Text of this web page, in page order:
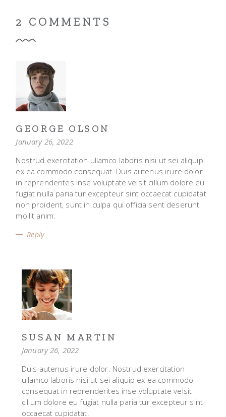
2 COMMENTS
GEORGE OLSON
January 26, 2022
Nostrud exercitation ullamco laboris nisi ut sei aliquip
ex ea commodo consequat. Duis autenus irure dolor
in reprenderites inse voluptate velsit cillum dolore eu
fugiat nulla paria tur excepteur sint occaecat cupidatat
non proident, sunt in culpa qui officia sent deserunt
mollit anim.
Reply
SUSAN MARTIN
January 26, 2022
Duis autenus irure dolor. Nostrud exercitation
ullamco laboris nisi ut sei aliquip ex ea commodo
consequat in reprenderites inse voluptate velsit
cillum dolore eu fugiat nulla paria tur excepteur sint
occaecat cupidatat.